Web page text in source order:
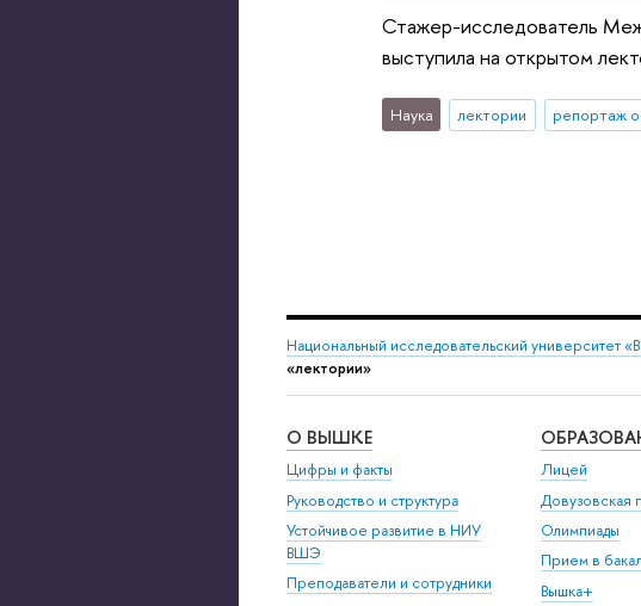
Стажер-исследователь
выступила на открытом
Наука лектории репортаж
Национальный исследовательский университет
«лектории»
О ВЫШКЕ
Цифры и факты
Руководство и структура
Устойчивое развитие в НИУ
ВШЭ
Преподаватели и сотрудники
Лицей
Довузовская
Олимпиады
Прием в
Вышка+